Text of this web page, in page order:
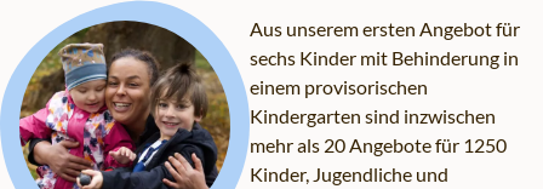
Aus unserem ersten Angebot für
sechs Kinder mit Behinderung in
einem provisorischen
Kindergarten sind inzwischen
mehr als 20 Angebote für 1250
Kinder, Jugendliche und